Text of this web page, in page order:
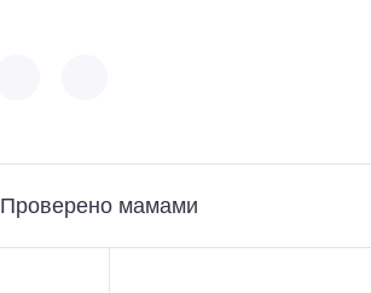
Проверено мамами